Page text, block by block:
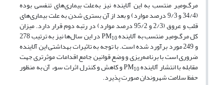
مرگ‌و‌میر منتسب به این آلاینده نیز به‌علت بیماری‌های تنفسی بوده
(34/4 و 9/3 درصد موارد) و بعد از آن بستری شدن به علت بیماری‌های
قلب و عروق (2/3 و 95/2 درصد موارد) در رتبه دوم قرار دارد. میزان
کل مرگ‌و‌میر منتسب به آلاینده PM10 در این سال‌ها نیز به ترتیب 278
و 249 مورد برآورد شده است. با توجه به تاثیرات بهداشتی این آلاینده
ضروری است با برنامه‌ریزی و وضع قوانین جامع اقدامات موثرتری جهت
مقابله با انتشار آلاینده PM10 و کاهش و کنترل اثرات سوء آن به منظور
حفظ سلامت شهروندان صورت پذیرد.